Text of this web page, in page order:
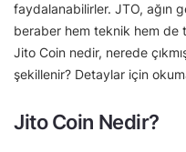
faydalanabilirler. JTO, ağın
beraber hem teknik hem de
Jito Coin nedir, nerede
şekillenir? Detaylar için
Jito Coin Nedir?